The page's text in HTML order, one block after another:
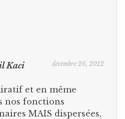
Kaci décembre 26, 2012
et en même
nos fonctions
MAIS dispersées,